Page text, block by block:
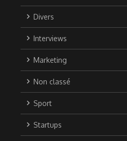
Divers
Interviews
Marketing
Non classé
Sport
Startups